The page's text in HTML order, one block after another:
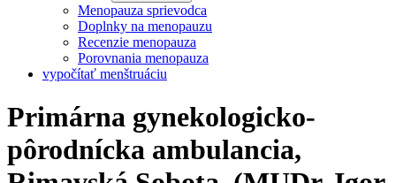
Menopauza sprievodca
Doplnky na menopauzu
Recenzie menopauza
Porovnania menopauza
vypočítať menštruáciu
Primárna gynekologicko-
pôrodnícka ambulancia,